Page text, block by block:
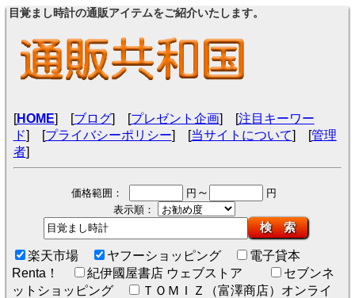
目覚まし時計の通販アイテムをご紹介いたします。
[HOME] [ブログ] [プレゼント企画] [注目キーワー
ド] [プライバシーポリシー] [当サイトについて] [管理
者]
価格範囲： 円 ～
円
表示順：
検 索
楽天市場 ヤフーショッピング
電子貸本
Renta！
紀伊國屋書店 ウェブストア
セブンネ
ットショッピング
ＴＯＭＩＺ（富澤商店）オンライ